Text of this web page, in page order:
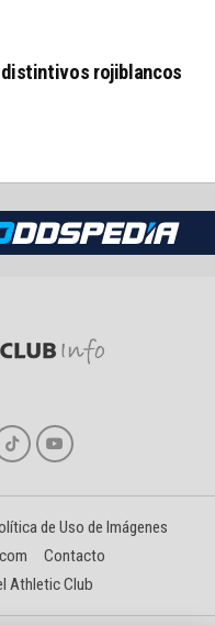
distintivos rojiblancos
de Uso de Imágenes
Contacto
Athletic Club